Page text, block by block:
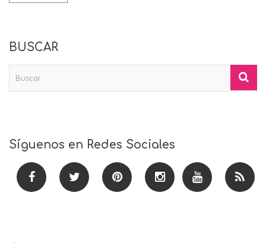
BUSCAR
Síguenos en Redes Sociales